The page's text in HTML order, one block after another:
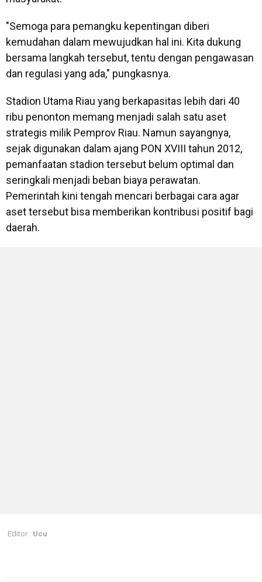
"Semoga para pemangku kepentingan diberi
kemudahan dalam mewujudkan hal ini. Kita dukung
bersama langkah tersebut, tentu dengan pengawasan
dan regulasi yang ada," pungkasnya.
Stadion Utama Riau yang berkapasitas lebih dari 40
ribu penonton memang menjadi salah satu aset
strategis milik Pemprov Riau. Namun sayangnya,
sejak digunakan dalam ajang PON XVIII tahun 2012,
pemanfaatan stadion tersebut belum optimal dan
seringkali menjadi beban biaya perawatan.
Pemerintah kini tengah mencari berbagai cara agar
aset tersebut bisa memberikan kontribusi positif bagi
daerah.
Editor : Ucu